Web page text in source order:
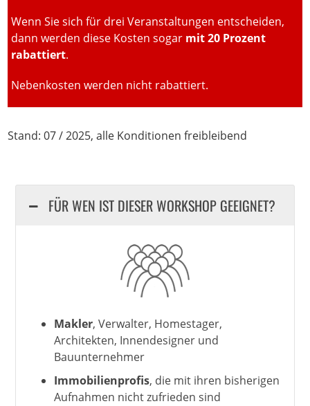
Wenn Sie sich für drei Veranstaltungen entscheiden,
dann werden diese Kosten sogar mit 20 Prozent
rabattiert.
Nebenkosten werden nicht rabattiert.
Stand: 07 / 2025, alle Konditionen freibleibend
FÜR WEN IST DIESER WORKSHOP GEEIGNET?
Makler, Verwalter, Homestager,
Architekten, Innendesigner und
Bauunternehmer
Immobilienprofis, die mit ihren bisherigen
Aufnahmen nicht zufrieden sind